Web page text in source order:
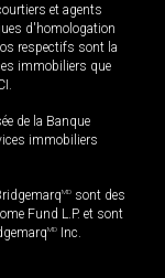
et agents
d'homologation
respectifs sont la
immobiliers que
de la Banque
immobiliers
MD sont des
Fund L.P. et sont
MD Inc.